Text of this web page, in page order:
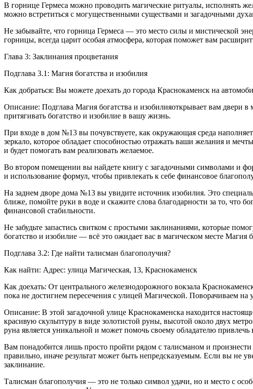
В горнице Гермеса можно проводить магические ритуалы, исполнять
можно встретиться с могущественными существами и загадочными
Не забывайте, что горница Гермеса — это место силы и мистической
горницы, всегда царит особая атмосфера, которая поможет вам
Глава 3: Заклинания процветания
Подглава 3.1: Магия богатства и изобилия
Как добраться: Вы можете доехать до города Краснокаменск на
Описание: Подглава Магия богатства и изобилияоткрывает вам двери
притягивать богатство и изобилие в вашу жизнь.
При входе в дом №13 вы почувствуете, как окружающая среда
зеркало, которое обладает способностью отражать ваши желания и
и будет помогать вам реализовать желаемое.
Во втором помещении вы найдете книгу с загадочными символами и
и использование формул, чтобы привлекать к себе финансовое
На заднем дворе дома №13 вы увидите источник изобилия. Это
ближе, помойте руки в воде и скажите слова благодарности за то, что
финансовой стабильности.
Не забудьте запастись свитком с простыми заклинаниями, которые
богатство и изобилие — всё это ожидает вас в магическом месте Магия
Подглава 3.2: Где найти талисман благополучия?
Как найти: Адрес: улица Магическая, 13, Краснокаменск
Как доехать: От центрального железнодорожного вокзала
пока не достигнем пересечения с улицей Магической. Поворачиваем
Описание: В этой загадочной улице Краснокаменска находится
красивую скульптуру в виде золотистой руны, высотой около двух
руна является уникальной и может помочь своему обладателю
Вам понадобится лишь просто пройти рядом с талисманом и
правильно, иначе результат может быть непредсказуемым. Если вы не
заклинание.
Талисман благополучия — это не только символ удачи, но и место с